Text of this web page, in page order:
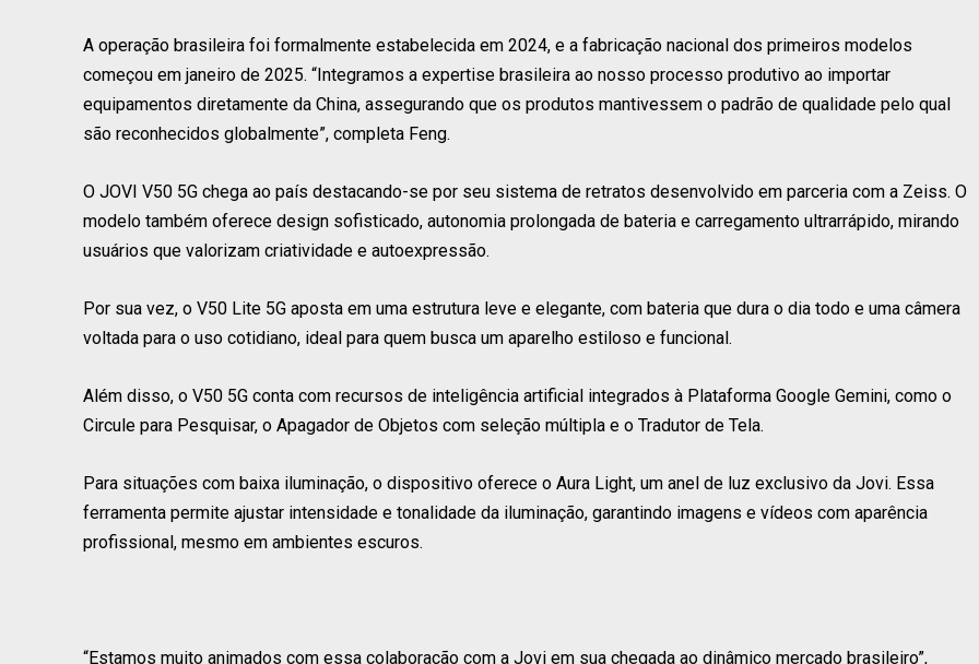
A operação brasileira foi formalmente estabelecida em 2024, e a fabricação nacional dos primeiros modelos
começou em janeiro de 2025. “Integramos a expertise brasileira ao nosso processo produtivo ao importar
equipamentos diretamente da China, assegurando que os produtos mantivessem o padrão de qualidade pelo qual
são reconhecidos globalmente”, completa Feng.
O JOVI V50 5G chega ao país destacando-se por seu sistema de retratos desenvolvido em parceria com a Zeiss. O
modelo também oferece design sofisticado, autonomia prolongada de bateria e carregamento ultrarrápido, mirando
usuários que valorizam criatividade e autoexpressão.
Por sua vez, o V50 Lite 5G aposta em uma estrutura leve e elegante, com bateria que dura o dia todo e uma câmera
voltada para o uso cotidiano, ideal para quem busca um aparelho estiloso e funcional.
Além disso, o V50 5G conta com recursos de inteligência artificial integrados à Plataforma Google Gemini, como o
Circule para Pesquisar, o Apagador de Objetos com seleção múltipla e o Tradutor de Tela.
Para situações com baixa iluminação, o dispositivo oferece o Aura Light, um anel de luz exclusivo da Jovi. Essa
ferramenta permite ajustar intensidade e tonalidade da iluminação, garantindo imagens e vídeos com aparência
profissional, mesmo em ambientes escuros.
“Estamos muito animados com essa colaboração com a Jovi em sua chegada ao dinâmico mercado brasileiro”,